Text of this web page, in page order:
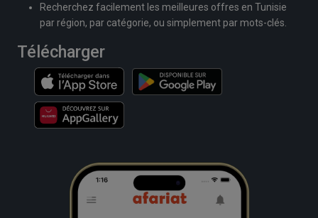
Recherchez facilement les meilleures offres en Tunisie
par région, par catégorie, ou simplement par mots-clés.
Télécharger